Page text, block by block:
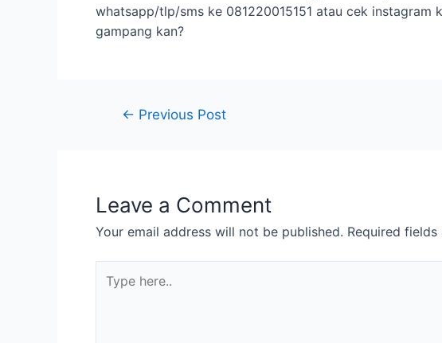
whatsapp/tlp/sms ke 081220015151 atau cek instagram
gampang kan?
← Previous Post
Leave a Comment
Your email address will not be published. Required fields